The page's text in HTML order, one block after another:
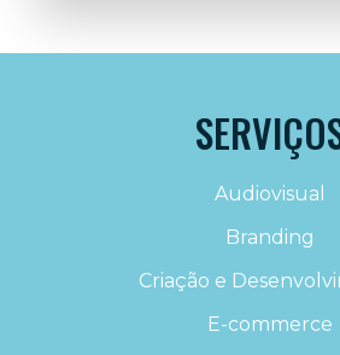
Audiovisual
Branding
Criação e
E-commerce